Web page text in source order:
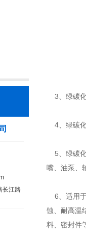
长江路
3、绿碳化
4、绿碳化
5、绿碳化
嘴、油泵、
6、适用于
蚀、耐高温
料、密封件